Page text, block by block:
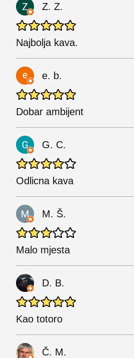
Z. Z.
Najbolja kava.
e. b.
Dobar ambijent
G. C.
Odlicna kava
M. Š.
Malo mjesta
D. B.
Kao totoro
Č. M.